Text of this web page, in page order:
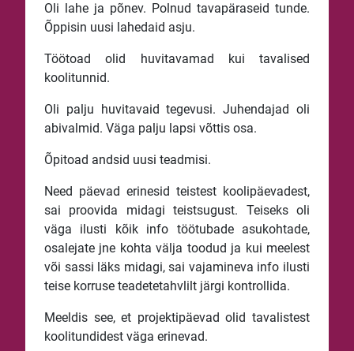
Oli lahe ja põnev. Polnud tavapäraseid tunde.
Õppisin uusi lahedaid asju.
Töötoad olid huvitavamad kui tavalised
koolitunnid.
Oli palju huvitavaid tegevusi. Juhendajad oli
abivalmid. Väga palju lapsi võttis osa.
Õpitoad andsid uusi teadmisi.
Need päevad erinesid teistest koolipäevadest,
sai proovida midagi teistsugust. Teiseks oli
väga ilusti kõik info töötubade asukohtade,
osalejate jne kohta välja toodud ja kui meelest
või sassi läks midagi, sai vajamineva info ilusti
teise korruse teadetetahvlilt järgi kontrollida.
Meeldis see, et projektipäevad olid tavalistest
koolitundidest väga erinevad.